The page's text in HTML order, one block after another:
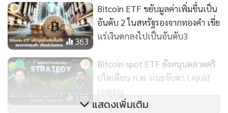
มัตเทโอ เกรโค นักวิเคราะห์ของบริษัทเพื่อการลงทุน Fineqia
International ให้สัมภาษณ์กับฟอร์จูนว่า แรงซื้อกองทุน ETF
เป็นปัจจัยหลักที่ดันราคาบิตคอยน์ในขณะนี้
เจฟฟ์ เคนดริก หัวหน้าฝ่ายวิจัยสินทรัพย์ดิจิตอลของสแตนดาร์ด
ชาร์เตอร์ด ขานรับว่า ถ้าเงินทุนยังไหลเข้า ETF ในระดับนี้คือ
363
Bitcoin ETF ขยับมูลค่าเพิ่มขึ้นเป็น
อันดับ 2 ในสหรัฐรองจากทองคำ เขี่ย
แร่เงินตกลงไปเป็นอันดับ3
156
Bitcoin spot ETF ยังหนุนตลาดคริ
ปโตเดือน ก.พ. แนะจับตา Liquid
staking
แสดงเพิ่มเติม